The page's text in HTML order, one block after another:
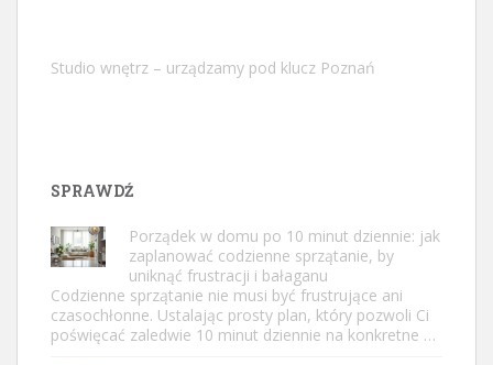
Studio wnętrz – urządzamy pod klucz Poznań
SPRAWDŹ
Porządek w domu po 10 minut dziennie: jak
zaplanować codzienne sprzątanie, by
uniknąć frustracji i bałaganu
Codzienne sprzątanie nie musi być frustrujące ani
czasochłonne. Ustalając prosty plan, który pozwoli Ci
poświęcać zaledwie 10 minut dziennie na konkretne …